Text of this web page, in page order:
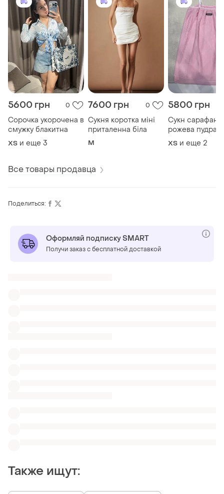
5600 грн 0
Сорочка укорочена в
смужку блакитна
ХS и еще 3
7600 грн 0
Сукня коротка міні
приталенна біла
M
5800 грн
Сукн сарафан
рожева пудра
вільного крою
ХS и еще 2
Все товары продавца
Поделиться:
Оформляй подписку SMART
Получи заказ с бесплатной доставкой